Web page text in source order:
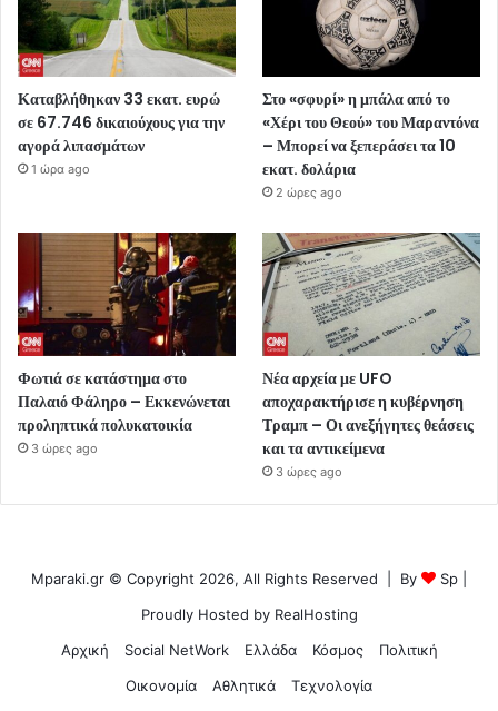
Καταβλήθηκαν 33 εκατ. ευρώ
σε 67.746 δικαιούχους για την
αγορά λιπασμάτων
1 ώρα ago
Στο «σφυρί» η μπάλα από το
«Χέρι του Θεού» του Μαραντόνα
– Μπορεί να ξεπεράσει τα 10
εκατ. δολάρια
2 ώρες ago
Φωτιά σε κατάστημα στο
Παλαιό Φάληρο – Εκκενώνεται
προληπτικά πολυκατοικία
3 ώρες ago
Νέα αρχεία με UFO
αποχαρακτήρισε η κυβέρνηση
Τραμπ – Οι ανεξήγητες θεάσεις
και τα αντικείμενα
3 ώρες ago
Mparaki.gr © Copyright 2026, All Rights Reserved | By Sp
Proudly Hosted by RealHosting
Αρχική
Social NetWork Ελλάδα Κόσμος
Πολιτική
Οικονομία
Αθλητικά Τεχνολογία